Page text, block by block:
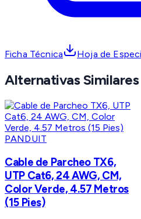
Ficha Técnica Hoja de
Alternativas Similares
PANDUIT
Cable de Parcheo TX6,
UTP Cat6, 24 AWG, CM,
Color Verde, 4.57 Metros
(15 Pies)